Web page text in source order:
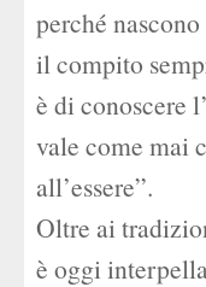
perché
il compito
è di conoscere
vale come mai
all’essere”.
Oltre ai
è oggi